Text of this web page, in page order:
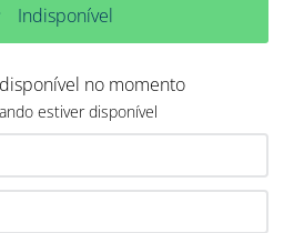
Indisponível
no momento
estiver disponível